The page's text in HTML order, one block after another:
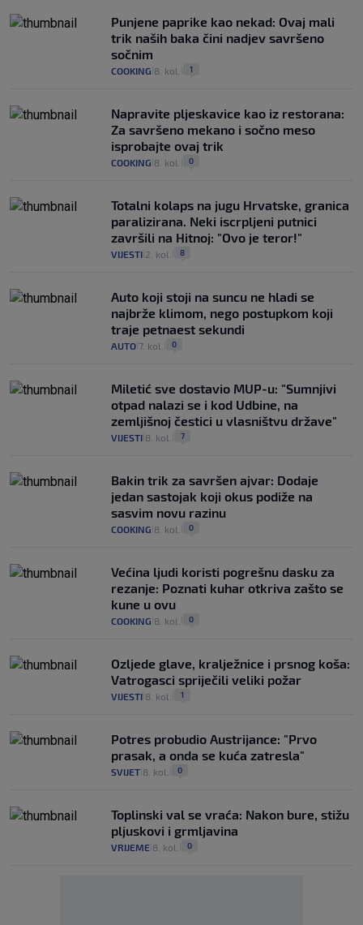
Punjene paprike kao nekad: Ovaj mali
trik naših baka čini nadjev savršeno
sočnim
COOKING 8. kol. 1
Napravite pljeskavice kao iz restorana:
Za savršeno mekano i sočno meso
isprobajte ovaj trik
COOKING 8. kol. 0
Totalni kolaps na jugu Hrvatske, granica
paralizirana. Neki iscrpljeni putnici
završili na Hitnoj: "Ovo je teror!"
VIJESTI 2. kol. 8
Auto koji stoji na suncu ne hladi se
najbrže klimom, nego postupkom koji
traje petnaest sekundi
AUTO 7. kol. 0
Miletić sve dostavio MUP-u: "Sumnjivi
otpad nalazi se i kod Udbine, na
zemljišnoj čestici u vlasništvu države"
VIJESTI 8. kol. 7
Bakin trik za savršen ajvar: Dodaje
jedan sastojak koji okus podiže na
sasvim novu razinu
COOKING 8. kol. 0
Većina ljudi koristi pogrešnu dasku za
rezanje: Poznati kuhar otkriva zašto se
kune u ovu
COOKING 8. kol. 0
Ozljede glave, kralježnice i prsnog koša:
Vatrogasci spriječili veliki požar
VIJESTI 8. kol. 1
Potres probudio Austrijance: "Prvo
prasak, a onda se kuća zatresla"
SVIJET 8. kol. 0
Toplinski val se vraća: Nakon bure, stižu
pljuskovi i grmljavina
VRIJEME 8. kol. 0